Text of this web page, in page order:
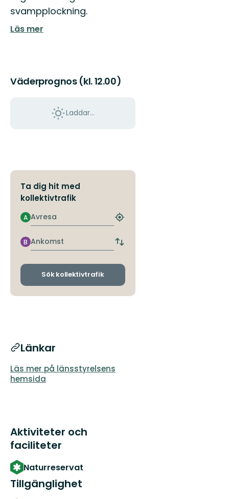
svampplockning.
Läs mer
Väderprognos (kl. 12.00)
Laddar...
Ta dig hit med
kollektivtrafik
Avresa
A
Hitta
hållplats
Ankomst
B
Byt
och
Sök kollektivtrafik
Länkar
Läs mer på länsstyrelsens
hemsida
Aktiviteter och
faciliteter
Naturreservat
Tillgänglighet